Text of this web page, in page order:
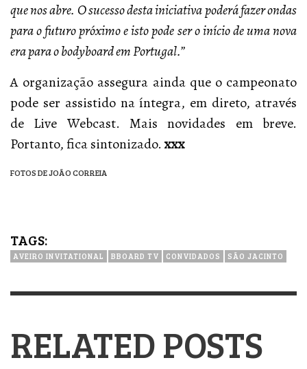
que nos abre. O sucesso desta iniciativa poderá fazer ondas
para o futuro próximo e isto pode ser o início de uma nova
era para o bodyboard em Portugal.”
A organização assegura ainda que o campeonato
pode ser assistido na íntegra, em direto, através
de Live Webcast. Mais novidades em breve.
Portanto, fica sintonizado. xxx
FOTOS DE JOÃO CORREIA
TAGS:
AVEIRO INVITATIONAL BBOARD TV CONVIDADOS SÃO JACINTO
RELATED POSTS